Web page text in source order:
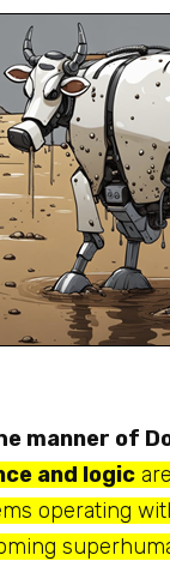
manner of
and logic
operating